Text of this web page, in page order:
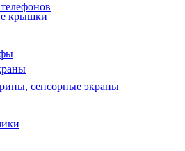
крышки
сенсорные экраны